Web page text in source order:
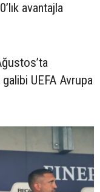
avantajla
UEFA Avrupa